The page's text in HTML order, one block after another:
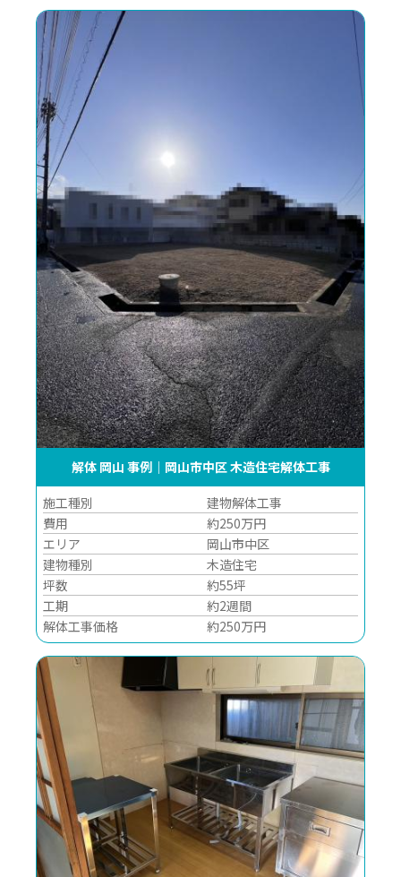
解体 岡山 事例｜岡山市中区 木造住宅解体工事
施工種別
建物解体工事
費用
約250万円
エリア
岡山市中区
建物種別
木造住宅
坪数
約55坪
工期
約2週間
解体工事価格
約250万円